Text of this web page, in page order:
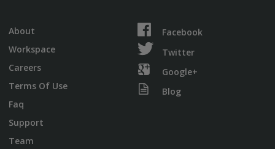
About
Workspace
Careers
Terms Of Use
Faq
Support
Team
Facebook
Twitter
Google+
Blog